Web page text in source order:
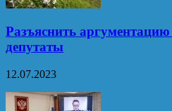
Разъяснить
депутаты
12.07.2023